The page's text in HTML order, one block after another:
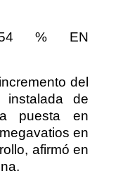
54 % EN
del
de
puesta en
en
afirmó en